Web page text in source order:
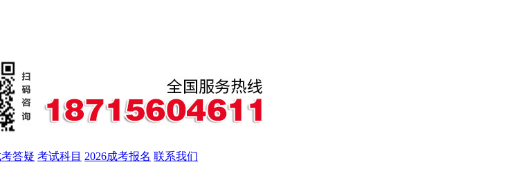
考答疑 考试科目 2026成考报名 联系我们